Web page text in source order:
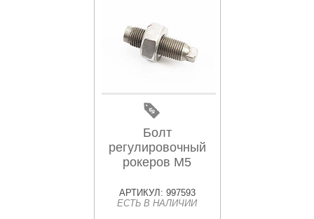
Болт
регулировочный
рокеров М5
АРТИКУЛ: 997593
ЕСТЬ В НАЛИЧИИ